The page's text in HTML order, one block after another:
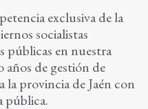
exclusiva de la
socialistas
públicas en nuestra
de gestión de
provincia de Jaén con
pública.